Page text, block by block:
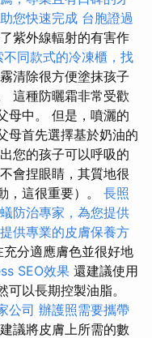
您快速完成 台胞證過
紫外線輻射的有害作
不同款式的冷凍櫃，找
清除很方便塗抹孩子
這種防曬霜非常受歡
母中。 但是，噴灑的
母首先選擇基於奶油的
您的孩子可以呼吸的
會捏眼睛，其質地很
，這很重要）。 長照
防治專家，為您提供
供專業的皮膚保養方
充分適應膚色並很好地
SEO效果 還建議使用
以長期控製油脂。
公司 辦護照需要攜帶
議將皮膚上所需的數